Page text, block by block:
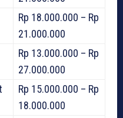
Rp 18.000.000 – Rp
21.000.000
Rp 13.000.000 – Rp
27.000.000
Rp 15.000.000 – Rp
18.000.000